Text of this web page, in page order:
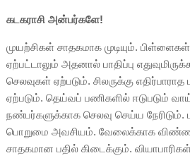
கடகராசி அன்பர்களே!
முயற்சிகள் சாதகமாக முடியும்.
ஏற்பட்டாலும் அதனால் பாதிப்பு
செலவுகள் ஏற்படும். சிலருக்கு
ஏற்படும். தெய்வப் பணிகளில் ஈடுபடும்
நண்பர்களுக்காக செலவு செய்ய நேரிடும்.
பொறுமை அவசியம். வேலைக்காக
சாதகமான பதில் கிடைக்கும்.